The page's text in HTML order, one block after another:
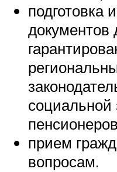
подготовка
документов
прием
вопросам.